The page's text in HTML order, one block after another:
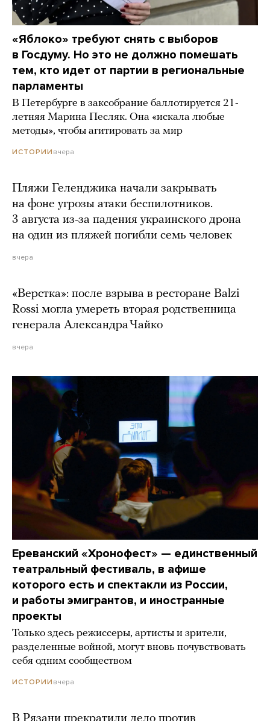
«Яблоко» требуют снять с выборов
в Госдуму. Но это не должно помешать
тем, кто идет от партии в региональные
парламенты
В Петербурге в заксобрание баллотируется 21-
летняя Марина Песляк. Она «искала любые
методы», чтобы агитировать за мир
ИСТОРИИ вчера
Пляжи Геленджика начали закрывать
на фоне угрозы атаки беспилотников.
3 августа из-за падения украинского дрона
на один из пляжей погибли семь человек
вчера
«Верстка»: после взрыва в ресторане Balzi
Rossi могла умереть вторая родственница
генерала Александра Чайко
вчера
Ереванский «Хронофест» — единственный
театральный фестиваль, в афише
которого есть и спектакли из России,
и работы эмигрантов, и иностранные
проекты
Только здесь режиссеры, артисты и зрители,
разделенные войной, могут вновь почувствовать
себя одним сообществом
ИСТОРИИ вчера
В Рязани прекратили дело против